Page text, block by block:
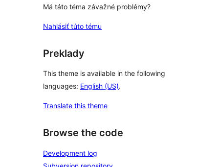
Má táto téma závažné problémy?
Nahlásiť túto tému
Preklady
This theme is available in the following
languages: English (US).
Translate this theme
Browse the code
Development log